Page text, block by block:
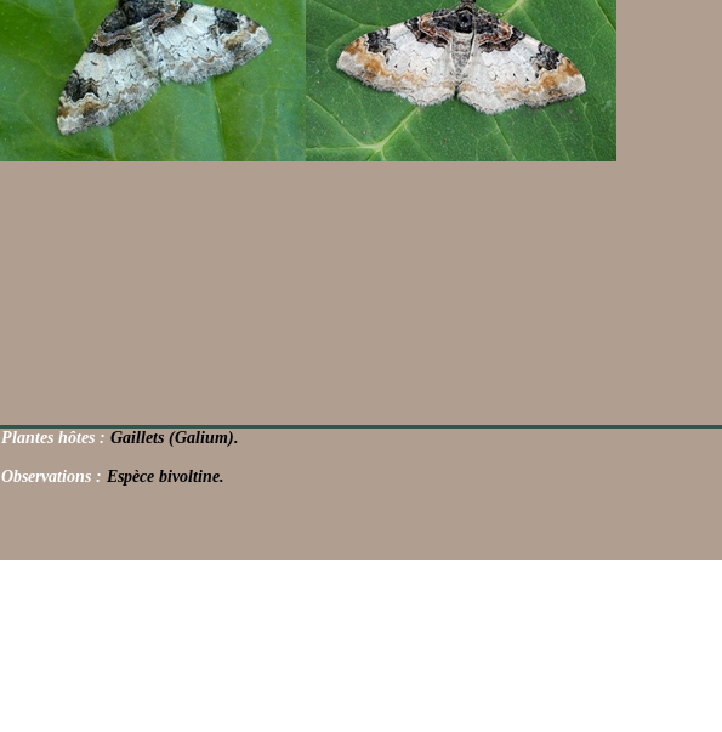
Plantes hôtes : Gaillets (Galium).
Observations : Espèce bivoltine.